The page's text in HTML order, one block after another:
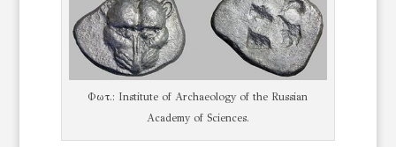
Φωτ.: Institute of Archaeology of the Russian
Academy of Sciences.